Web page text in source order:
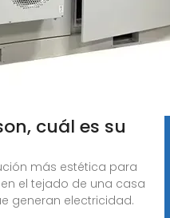
cuál es su
más estética para
el tejado de una casa
generan electricidad.